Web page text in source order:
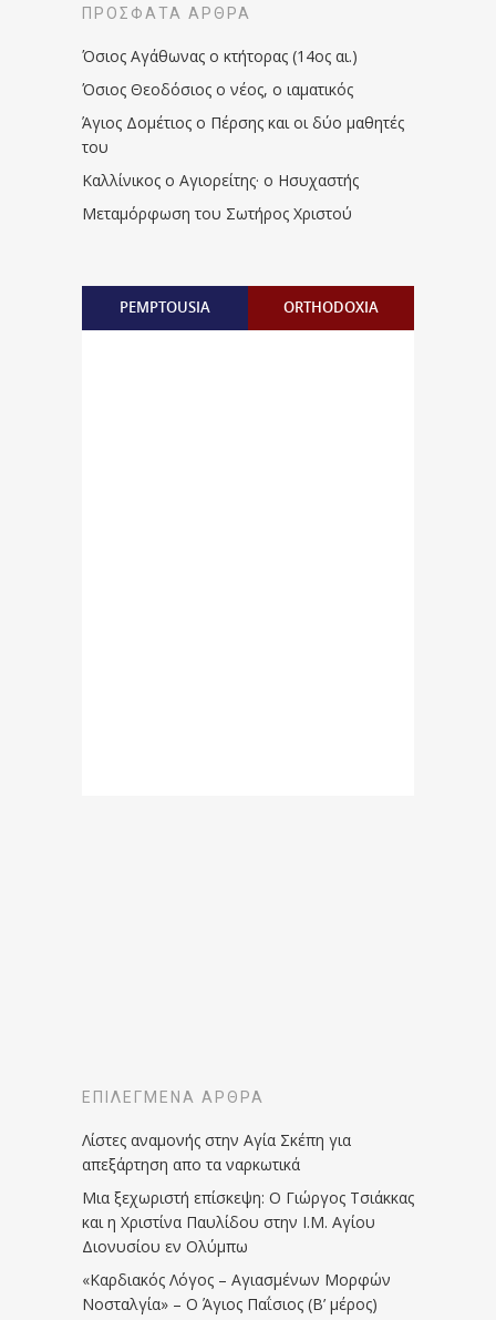
ΠΡΌΣΦΑΤΑ ΆΡΘΡΑ
Όσιος Αγάθωνας ο κτήτορας (14ος αι.)
Όσιος Θεοδόσιος ο νέος, ο ιαματικός
Άγιος Δομέτιος ο Πέρσης και οι δύο μαθητές
του
Καλλίνικος ο Αγιορείτης · ο Ησυχαστής
Μεταμόρφωση του Σωτήρος Χριστού
PEMPTOUSIA ORTHODOXIA
ΕΠΙΛΕΓΜΈΝΑ ΆΡΘΡΑ
Λίστες αναμονής στην Αγία Σκέπη για
απεξάρτηση απο τα ναρκωτικά
Μια ξεχωριστή επίσκεψη: Ο Γιώργος Τσιάκκας
και η Χριστίνα Παυλίδου στην Ι.Μ. Αγίου
Διονυσίου εν Ολύμπω
«Καρδιακός Λόγος – Αγιασμένων Μορφών
Νοσταλγία» – Ο Άγιος Παΐσιος (Β’ μέρος)